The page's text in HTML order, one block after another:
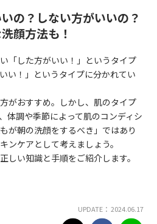
の？しない方がいいの？
顔方法も！
「した方がいい！」というタイプ
い！」というタイプに分かれてい
がおすすめ。しかし、肌のタイプ
体調や季節によって肌のコンディシ
が朝の洗顔をするべき」ではあり
ンケアとして考えましょう。
しい知識と手順をご紹介します。
UPDATE： 2024.06.17